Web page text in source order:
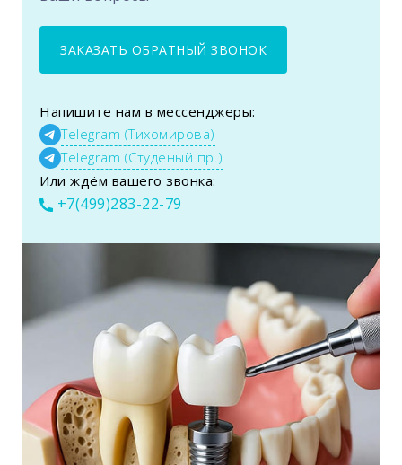
ЗАКАЗАТЬ ОБРАТНЫЙ ЗВОНОК
Напишите нам в мессенджеры:
Telegram (Тихомирова)
Telegram (Студеный пр.)
Или ждём вашего звонка:
+7(499)283-22-79